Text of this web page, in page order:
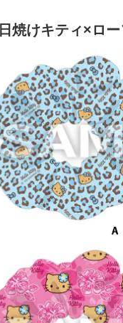
日焼けキティ×ロ